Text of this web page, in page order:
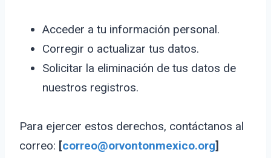
Acceder a tu información personal.
Corregir o actualizar tus datos.
Solicitar la eliminación de tus datos de
nuestros registros.
Para ejercer estos derechos, contáctanos al
correo: [correo@orvontonmexico.org]